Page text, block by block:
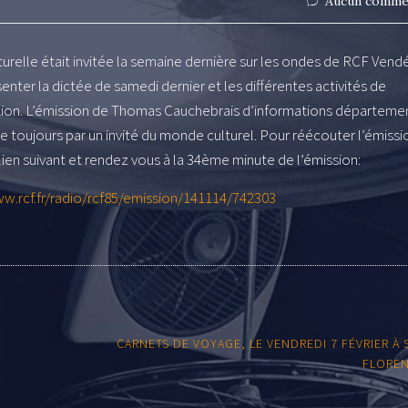
était invitée la semaine dernière sur les ondes de RCF
la dictée de samedi dernier et les différentes activités de
L’émission de Thomas Cauchebrais d’informations
toujours par un invité du monde culturel. Pour réécouter
suivant et rendez vous à la 34ème minute de l’émission:
radio/rcf85/emission/141114/742303
CARNETS DE VOYAGE, LE VENDREDI 7 FÉVRIER À